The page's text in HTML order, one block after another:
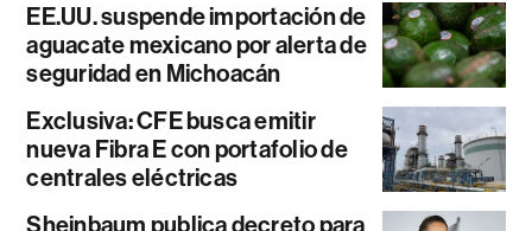
EE.UU. suspende importación de
aguacate mexicano por alerta de
seguridad en Michoacán
Exclusiva: CFE busca emitir
nueva Fibra E con portafolio de
centrales eléctricas
Sheinbaum publica decreto para